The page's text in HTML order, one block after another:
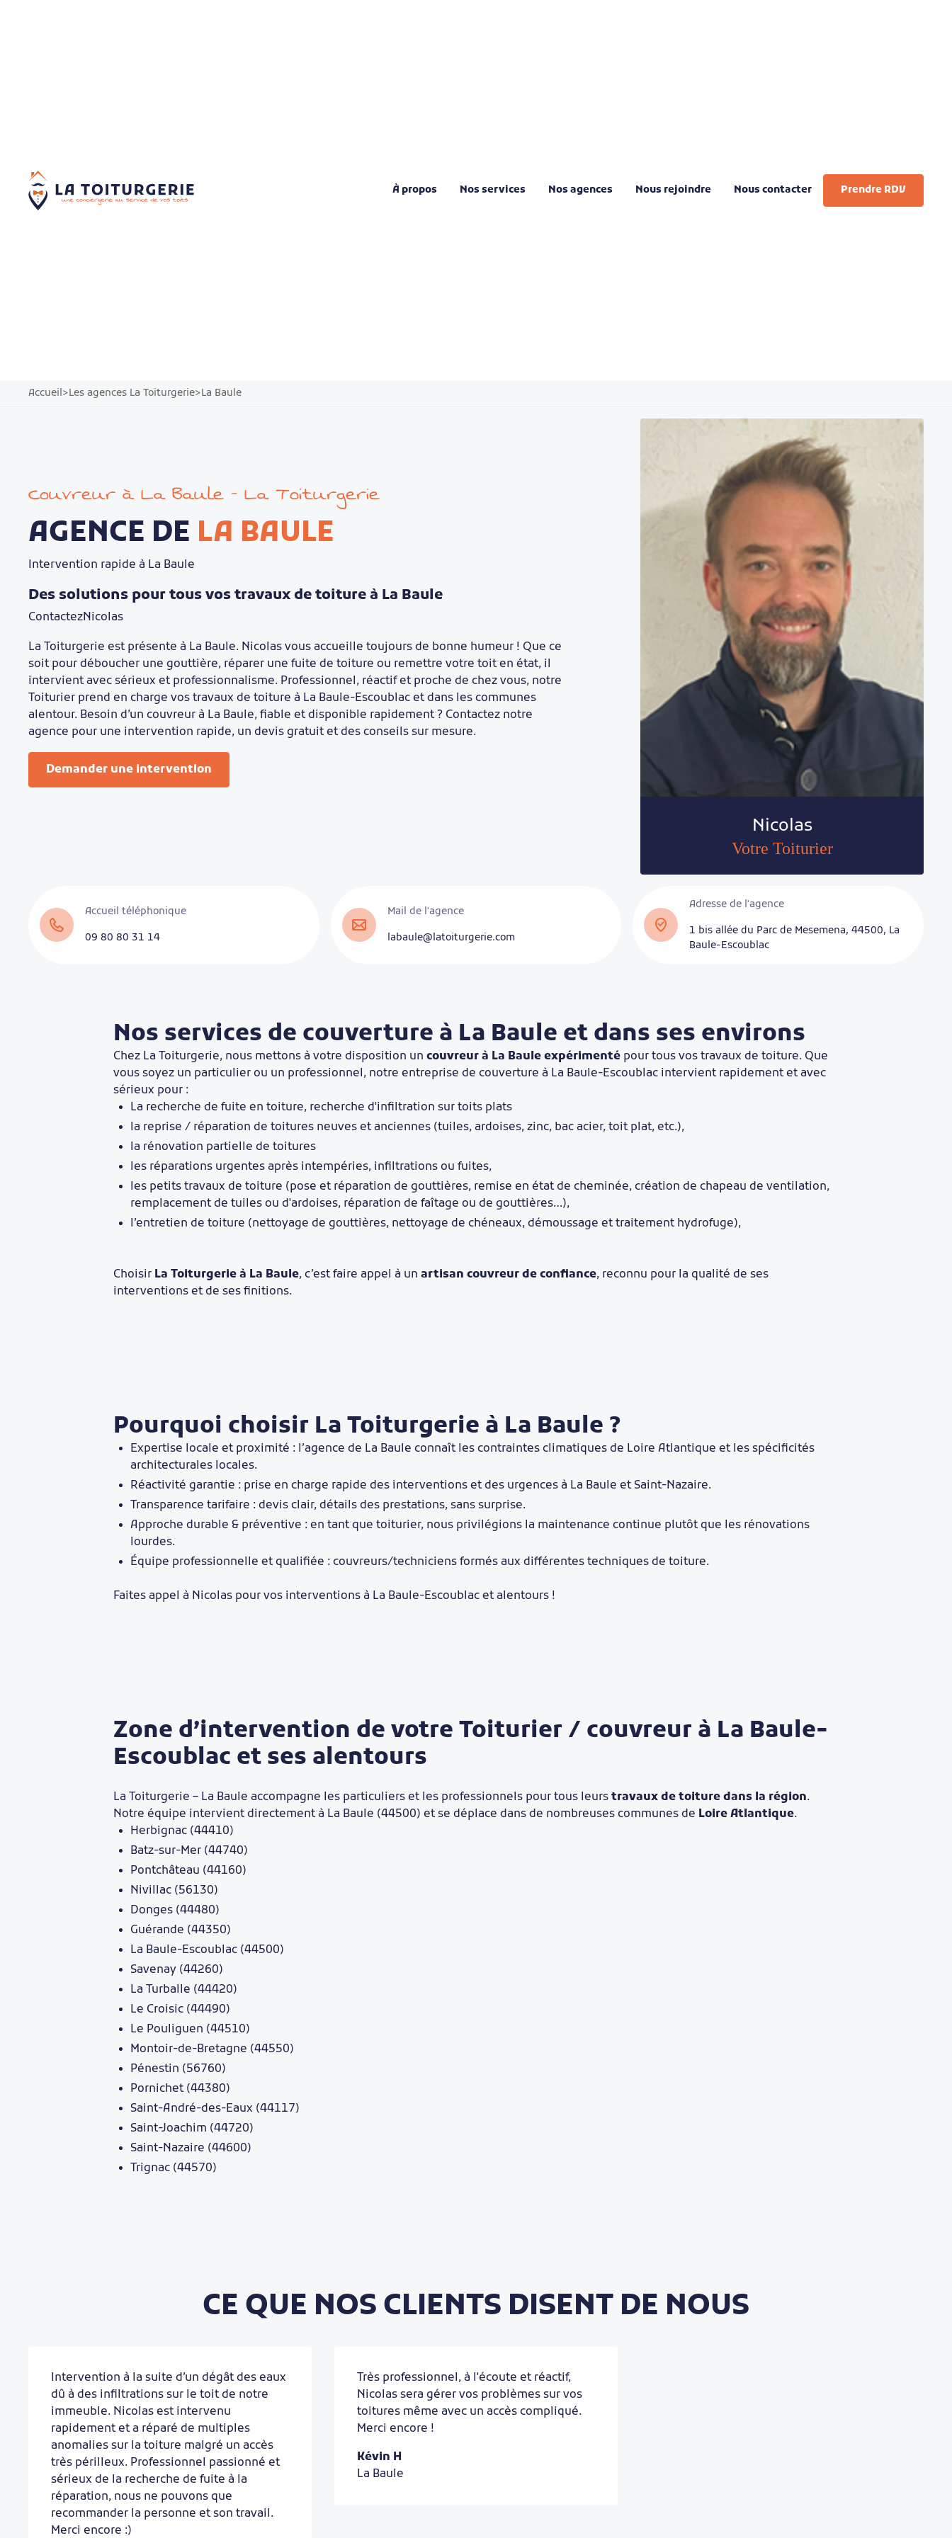
À propos Nos services Nos agences Nous rejoindre Nous contacter Prendre RDV
Accueil>Les agences La Toiturgerie>La Baule
Couvreur à La Baule - La Toiturgerie
AGENCE DE LA BAULE
Intervention rapide à La Baule
Des solutions pour tous vos travaux de toiture à La Baule
ContactezNicolas
La Toiturgerie est présente à La Baule. Nicolas vous accueille toujours de bonne humeur ! Que ce
soit pour déboucher une gouttière, réparer une fuite de toiture ou remettre votre toit en état, il
intervient avec sérieux et professionnalisme. Professionnel, réactif et proche de chez vous, notre
Toiturier prend en charge vos travaux de toiture à La Baule-Escoublac et dans les communes
alentour. Besoin d’un couvreur à La Baule, fiable et disponible rapidement ? Contactez notre
agence pour une intervention rapide, un devis gratuit et des conseils sur mesure.
Demander une intervention
Nicolas
Votre Toiturier
Accueil téléphonique
09 80 80 31 14
Mail de l'agence
labaule@latoiturgerie.com
Adresse de l'agence
1 bis allée du Parc de Mesemena, 44500, La
Baule-Escoublac
Nos services de couverture à La Baule et dans ses environs
Chez La Toiturgerie, nous mettons à votre disposition un couvreur à La Baule expérimenté pour tous vos travaux de toiture. Que
vous soyez un particulier ou un professionnel, notre entreprise de couverture à La Baule-Escoublac intervient rapidement et avec
sérieux pour :
La recherche de fuite en toiture, recherche d'infiltration sur toits plats
la reprise / réparation de toitures neuves et anciennes (tuiles, ardoises, zinc, bac acier, toit plat, etc.),
la rénovation partielle de toitures
les réparations urgentes après intempéries, infiltrations ou fuites,
les petits travaux de toiture (pose et réparation de gouttières, remise en état de cheminée, création de chapeau de ventilation,
remplacement de tuiles ou d'ardoises, réparation de faîtage ou de gouttières…),
l’entretien de toiture (nettoyage de gouttières, nettoyage de chéneaux, démoussage et traitement hydrofuge),
Choisir La Toiturgerie à La Baule, c’est faire appel à un artisan couvreur de confiance, reconnu pour la qualité de ses
interventions et de ses finitions.
Pourquoi choisir La Toiturgerie à La Baule ?
Expertise locale et proximité : l’agence de La Baule connaît les contraintes climatiques de Loire Atlantique et les spécificités
architecturales locales.
Réactivité garantie : prise en charge rapide des interventions et des urgences à La Baule et Saint-Nazaire.
Transparence tarifaire : devis clair, détails des prestations, sans surprise.
Approche durable & préventive : en tant que toiturier, nous privilégions la maintenance continue plutôt que les rénovations
lourdes.
Équipe professionnelle et qualifiée : couvreurs/techniciens formés aux différentes techniques de toiture.
Faites appel à Nicolas pour vos interventions à La Baule-Escoublac et alentours !
Zone d’intervention de votre Toiturier / couvreur à La Baule-
Escoublac et ses alentours
La Toiturgerie – La Baule accompagne les particuliers et les professionnels pour tous leurs travaux de toiture dans la région.
Notre équipe intervient directement à La Baule (44500) et se déplace dans de nombreuses communes de Loire Atlantique.
Herbignac (44410)
Batz-sur-Mer (44740)
Pontchâteau (44160)
Nivillac (56130)
Donges (44480)
Guérande (44350)
La Baule-Escoublac (44500)
Savenay (44260)
La Turballe (44420)
Le Croisic (44490)
Le Pouliguen (44510)
Montoir-de-Bretagne (44550)
Pénestin (56760)
Pornichet (44380)
Saint-André-des-Eaux (44117)
Saint-Joachim (44720)
Saint-Nazaire (44600)
Trignac (44570)
CE QUE NOS CLIENTS DISENT DE NOUS
Intervention à la suite d’un dégât des eaux
dû à des infiltrations sur le toit de notre
immeuble. Nicolas est intervenu
rapidement et a réparé de multiples
anomalies sur la toiture malgré un accès
très périlleux. Professionnel passionné et
sérieux de la recherche de fuite à la
réparation, nous ne pouvons que
recommander la personne et son travail.
Merci encore :)
Très professionnel, à l'écoute et réactif,
Nicolas sera gérer vos problèmes sur vos
toitures même avec un accès compliqué.
Merci encore !
Kévin H
La Baule